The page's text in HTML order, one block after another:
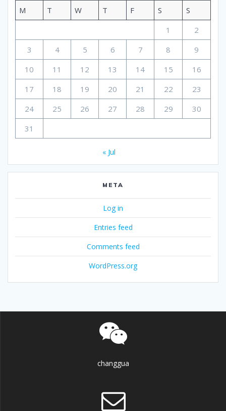
M T W T F S
S
1
2
3
4 5 6 7 8
9
10
11 12 13 14 15
16
17
18 19 20 21 22
23
24
25 26 27 28 29
30
31
« Jul
META
Log in
Entries feed
Comments feed
WordPress.org
changgua